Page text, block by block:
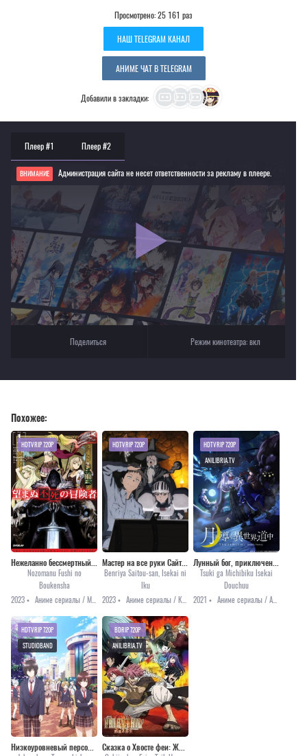
Просмотрено: 25 161 раз
НАШ TELEGRAM КАНАЛ
АНИМЕ ЧАТ В TELEGRAM
Добавили в закладки:
Плеер #1 Плеер #2
ВНИМАНИЕ Администрация сайта не несет ответственности за рекламу в плеере.
Если видео не работает, обновите страницу или выберите другой плеер!
Для просмотра некоторых аниме необходимо установить VPN
Текущее воспроизведение：Укротитель зверей, изгнанный из команды героя,
встретил девочку-кошку из сильнейшей расы
Поделиться Режим кинотеатра:вкл
Похожее:
Nozomanu Fushi no
Boukensha
2023 •
HDTVRIP 720P
Мастер на все руки Сайто в другом мире
Benriya Saitou-san, Isekai ni
Iku
2023 •
HDTVRIP 720P
Tsuki ga Michibiku Isekai
Douchuu
2021 •
HDTVRIP 720P
ANILIBRIA.TV
Низкоуровневый персонаж Томодзаки
HDTVRIP 720P
STUDIOBAND
Сказка о Хвосте феи: Жрица Феникса [2012]
BDRIP 720P
ANILIBRIA.TV